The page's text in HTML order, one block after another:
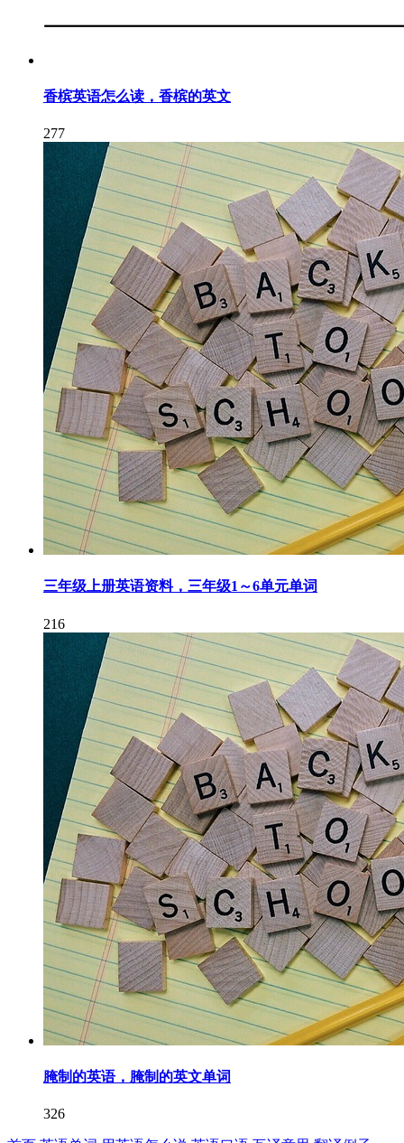
香槟英语怎么读，香槟的英文
277
三年级上册英语资料，三年级1～6单元单词
216
腌制的英语，腌制的英文单词
326